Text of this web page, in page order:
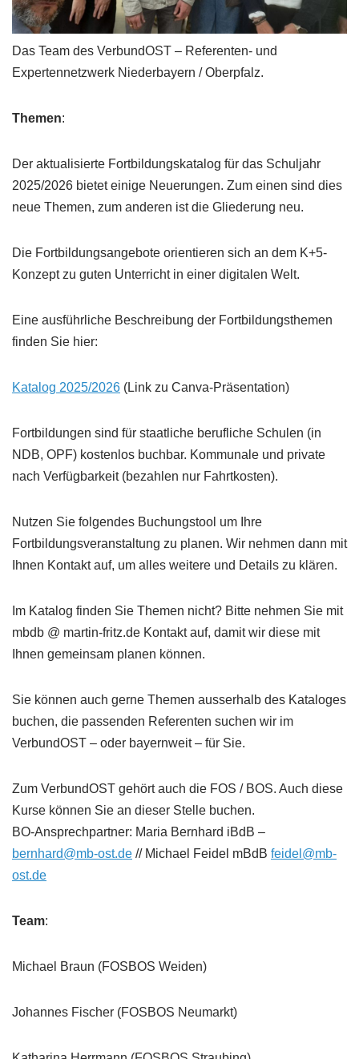
Das Team des VerbundOST – Referenten- und
Expertennetzwerk Niederbayern / Oberpfalz.
Themen:
Der aktualisierte Fortbildungskatalog für das Schuljahr
2025/2026 bietet einige Neuerungen. Zum einen sind dies
neue Themen, zum anderen ist die Gliederung neu.
Die Fortbildungsangebote orientieren sich an dem K+5-
Konzept zu guten Unterricht in einer digitalen Welt.
Eine ausführliche Beschreibung der Fortbildungsthemen
finden Sie hier:
Katalog 2025/2026 (Link zu Canva-Präsentation)
Fortbildungen sind für staatliche berufliche Schulen (in
NDB, OPF) kostenlos buchbar. Kommunale und private
nach Verfügbarkeit (bezahlen nur Fahrtkosten).
Nutzen Sie folgendes Buchungstool um Ihre
Fortbildungsveranstaltung zu planen. Wir nehmen dann mit
Ihnen Kontakt auf, um alles weitere und Details zu klären.
Im Katalog finden Sie Themen nicht? Bitte nehmen Sie mit
mbdb @ martin-fritz.de Kontakt auf, damit wir diese mit
Ihnen gemeinsam planen können.
Sie können auch gerne Themen ausserhalb des Kataloges
buchen, die passenden Referenten suchen wir im
VerbundOST – oder bayernweit – für Sie.
Zum VerbundOST gehört auch die FOS / BOS. Auch diese
Kurse können Sie an dieser Stelle buchen.
BO-Ansprechpartner: Maria Bernhard iBdB –
bernhard@mb-ost.de // Michael Feidel mBdB feidel@mb-
ost.de
Team:
Michael Braun (FOSBOS Weiden)
Johannes Fischer (FOSBOS Neumarkt)